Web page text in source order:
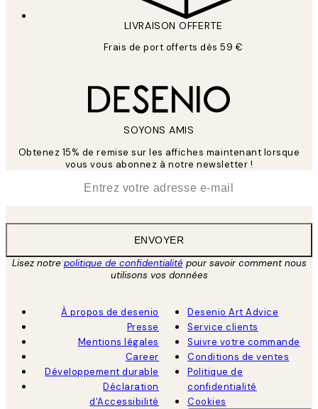
LIVRAISON OFFERTE
Frais de port offerts dès 59 €
SOYONS AMIS
Obtenez 15% de remise sur les affiches maintenant lorsque
vous vous abonnez à notre newsletter !
ENVOYER
Lisez notre politique de confidentialitépour savoir comment nous
utilisons vos données
À propos de desenio
Presse
Mentions légales
Career
Développement durable
Déclaration
d'Accessibilité
Desenio Art Advice
Service clients
Suivre votre commande
Conditions de ventes
Politique de
confidentialité
Cookies